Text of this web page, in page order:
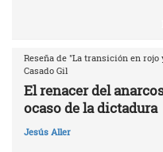
Reseña de "La transición en rojo
Casado Gil
El renacer del
ocaso de la dictadura
Jesús Aller